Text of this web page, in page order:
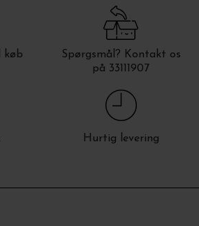
køb
Spørgsmål? Kontakt os
på 33111907
Hurtig levering